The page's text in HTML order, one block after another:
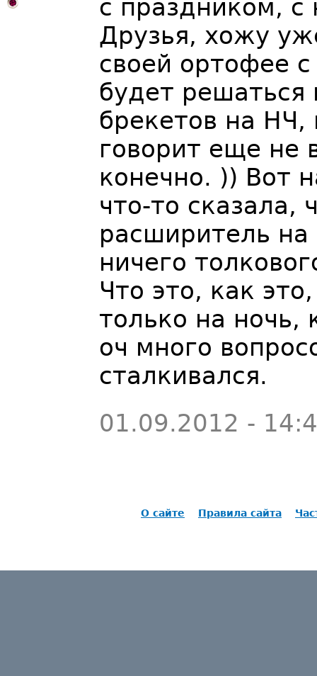
с праздником,
Друзья, хожу
своей ортофее
будет решаться
брекетов на
говорит еще не
конечно. )) Вот
что-то сказала,
расширитель
ничего
Что это, как
только на ночь,
оч много
сталкивался.
01.09.2012 -
О сайте Правила сайта